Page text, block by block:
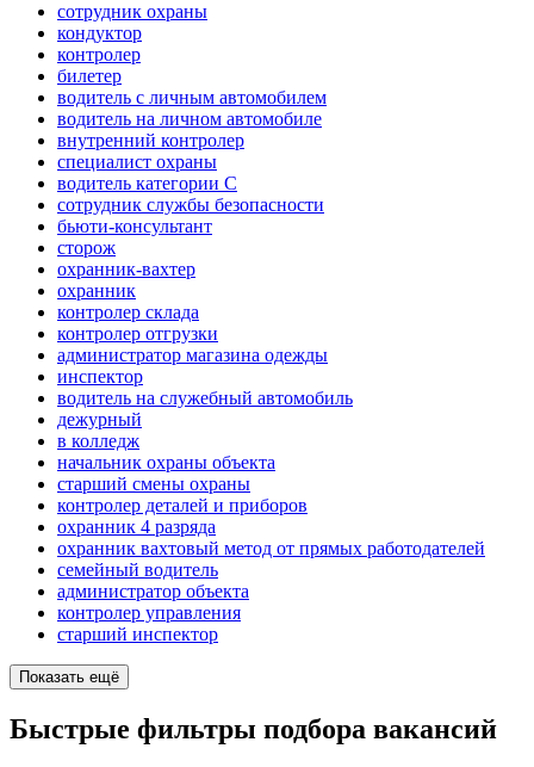
сотрудник охраны
кондуктор
контролер
билетер
водитель с личным автомобилем
водитель на личном автомобиле
внутренний контролер
специалист охраны
водитель категории C
сотрудник службы безопасности
бьюти-консультант
сторож
охранник-вахтер
охранник
контролер склада
контролер отгрузки
администратор магазина одежды
инспектор
водитель на служебный автомобиль
дежурный
в колледж
начальник охраны объекта
старший смены охраны
контролер деталей и приборов
охранник 4 разряда
охранник вахтовый метод от прямых работодателей
семейный водитель
администратор объекта
контролер управления
старший инспектор
Показать ещё
Быстрые фильтры подбора вакансий